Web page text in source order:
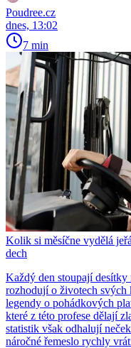
Poudree.cz
dnes, 13:02
7 min
Kolik si měsíčne vydělá
dech
Každý den stoupají desítky
rozhodují o životech svých
legendy o pohádkových
které z této profese dělají
statistik však odhalují
náročné řemeslo rychly